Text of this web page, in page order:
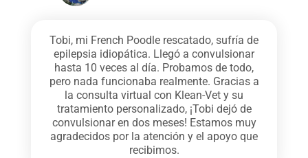
Tobi, mi French Poodle rescatado, sufría de
epilepsia idiopática. Llegó a convulsionar
hasta 10 veces al día. Probamos de todo,
pero nada funcionaba realmente. Gracias a
la consulta virtual con Klean-Vet y su
tratamiento personalizado, ¡Tobi dejó de
convulsionar en dos meses! Estamos muy
agradecidos por la atención y el apoyo que
recibimos.
Mi Aquiles, un Pastor Alemán de 13 años,
sufría deartrosis degenerativa. Los
medicamentos tradicionales le causaban
mucho daño a sus órganos. Estaba siempre
con dolor, rígido, casi no caminaba…
¡Gracias a Klean-Vet, Aquiles volvió a ser él
mismo! Desde la primera dosis vimos un
cambio impresionante.Volvió a estar
, sin dolor y camina mucho mejor.